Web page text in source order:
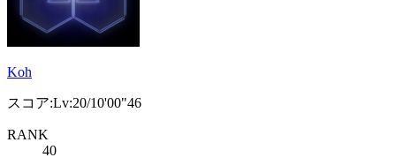
Koh
スコア:Lv:20/10'00"46
RANK
40